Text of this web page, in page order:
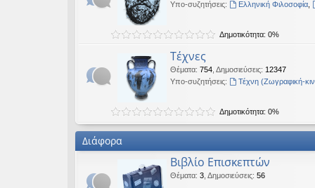
Υπο-συζητήσεις:
Ελληνική Φιλοσοφία,
Δημοτικότητα: 0%
Τέχνες
Θέματα: 754 Δημοσιεύσεις: 12347
Υπο-συζητήσεις:
Τέχνη (Ζωγραφική-
Δημοτικότητα: 0%
Διάφορα
Βιβλίο Επισκεπτών
Θέματα: 3 Δημοσιεύσεις: 56